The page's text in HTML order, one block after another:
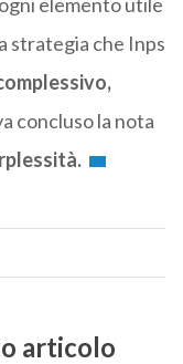
elemento utile
strategia che Inps
concluso la nota
articolo